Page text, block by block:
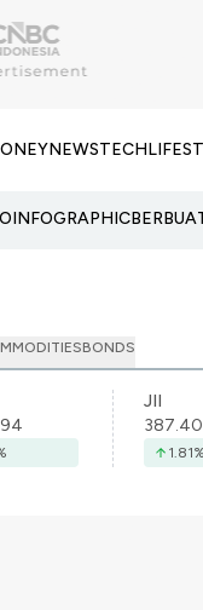
NEWSTECH
INFOGRAPHIC
BONDS
JII
1.81%